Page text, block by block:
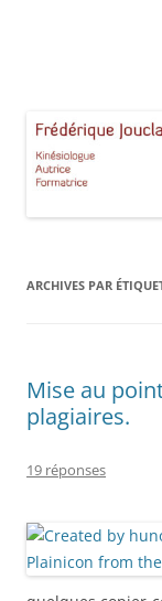
ARCHIVES PAR
Mise au
plagiaires.
19 réponses